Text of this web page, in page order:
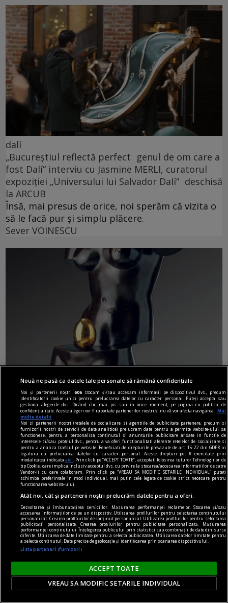
dalí
„Bucureștiul reflectă perfect genul de om care a
fost Dalí“ interviu cu Jasmine MERLI, curatorul
expoziției „Universului lui Salvador Dalí“ deschisă
la ARCUB
Însă, mai presus de orice, noi sperăm că vizita o
să le facă pur și simplu plăcere.
Sever VOINESCU
Declarația de independență a imaginației și
drepturile omului la propria sa nebunie
În coșmarul unei Venus americane, din beznă
apare (ticsit de umbrele uscate) vestitul taxi al
lui Cristofor Columb.
Nouă ne pasă ca datele tale personale să rămână confidențiale
Noi și partenerii noștri606 stocăm și/sau accesăm informații pe dispozitivul dvs., precum
identificatorii cookie unici pentru prelucrarea datelor cu caracter personal. Puteți accepta sau
gestiona alegerile dvs. făcând clic mai jos sau în orice moment, pe pagina cu politica de
confidențialitate. Aceste alegeri vor fi raportate partenerilor noștri și nu vă vor afecta navigarea.
Mai
multe detalii
Noi si partenerii nostri (retelele de socializare si agentiile de publicitate partenere, precum si
furnizorii nostri de servicii de date analitice) prelucram date pentru a permite website-ului sa
functioneze, pentru a personaliza continutul si anunturile publicitare afisate in functie de
interesele si/sau profilul dvs., pentru a va oferi functionalitati aferente retelelor de socializare si
pentru a analiza traficul pe website. Beneficiati de drepturile prevazute de art. 15-22 din GDPR in
legatura cu prelucrarea datelor cu caracter personal. Aceste drepturi pot fi exercitate prin
modalitatea indicataaici
. Prin click pe “ACCEPT TOATE”, acceptati folosirea tuturor Tehnologiilor de
tip Cookie, care implica inclusiv acceptul dvs. cu privire la stocarea/accesarea informatiilor de catre
Vendor-ii cu care colaboram. Prin click pe “VREAU SA MODIFIC SETARILE INDIVIDUAL” puteti
schimba preferintele in mod individual, mai putin cele legate de cookie strict necesare pentru
functionarea website-ului.
Atât noi, cât și partenerii noștri prelucrăm datele pentru a oferi:
Dezvoltarea și îmbunătățirea serviciilor. Măsurarea performanței reclamelor. Stocarea și/sau
accesarea informațiilor de pe un dispozitiv. Utilizarea profilurilor pentru selectarea conținutului
personalizat. Crearea profilurilor de conținut personalizat. Utilizarea profilurilor pentru selectarea
publicității personalizate. Crearea profilurilor pentru publicitate personalizată. Măsurarea
performanței conținutului. Înțelegerea publicului prin statistici sau combinații de date din surse
diferite. Utilizarea de date limitate pentru a selecta publicitatea. Utilizarea datelor limitate pentru
a selecta conținutul. Date precise de geolocație și identificarea prin scanarea dispozitivului.
Listă parteneri (furnizori)
ACCEPT TOATE
VREAU SA MODIFIC SETARILE INDIVIDUAL